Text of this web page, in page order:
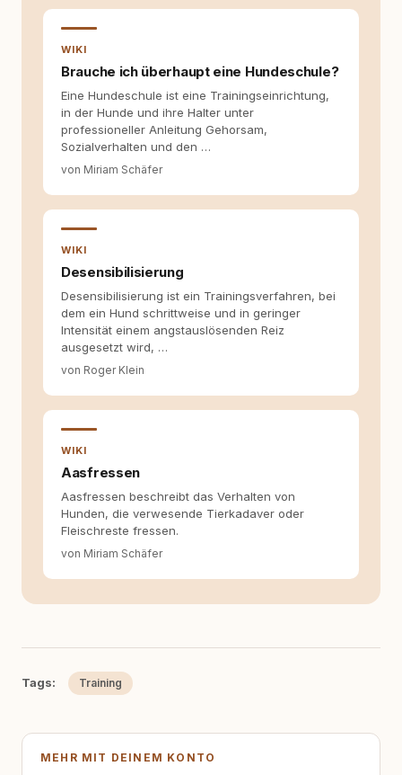
entsteht echte Bindung dort, wo Verständnis
Wissen ersetzt – nicht umgekehrt. Aus dieser
Hundehalter:innen in Deutschland, Österreich
und der Schweiz. Meine Überzeugung:
Tierschutz beginnt mit Wissen. Wer seinen
Hund versteht, trifft bessere Entscheidungen –
für ein Zusammenleben, das beiden guttut.
WIKI
Brauche ich überhaupt eine Hundeschule?
Eine Hundeschule ist eine Trainingseinrichtung,
in der Hunde und ihre Halter unter
professioneller Anleitung Gehorsam,
Sozialverhalten und den …
von Miriam Schäfer
WIKI
Desensibilisierung
Desensibilisierung ist ein Trainingsverfahren, bei
dem ein Hund schrittweise und in geringer
Intensität einem angstauslösenden Reiz
ausgesetzt wird, …
von Roger Klein
WIKI
Aasfressen
Aasfressen beschreibt das Verhalten von
Hunden, die verwesende Tierkadaver oder
Fleischreste fressen.
von Miriam Schäfer
Tags: Training
MEHR MIT DEINEM KONTO